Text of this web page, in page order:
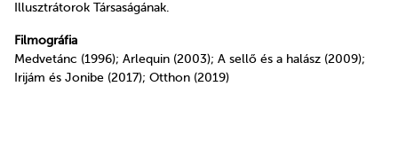
Illusztrátorok Társaságának.
Filmográfia
Medvetánc (1996); Arlequin (2003); A sellő és a halász (2009);
Irijám és Jonibe (2017); Otthon (2019)